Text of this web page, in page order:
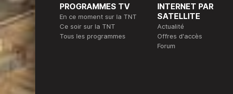
PROGRAMMES TV
En ce moment sur la TNT
Ce soir sur la TNT
Tous les programmes
INTERNET PAR
SATELLITE
Actualité
Offres d'accès
Forum